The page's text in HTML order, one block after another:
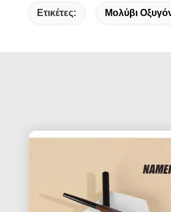
Ετικέτες: Μολύβι